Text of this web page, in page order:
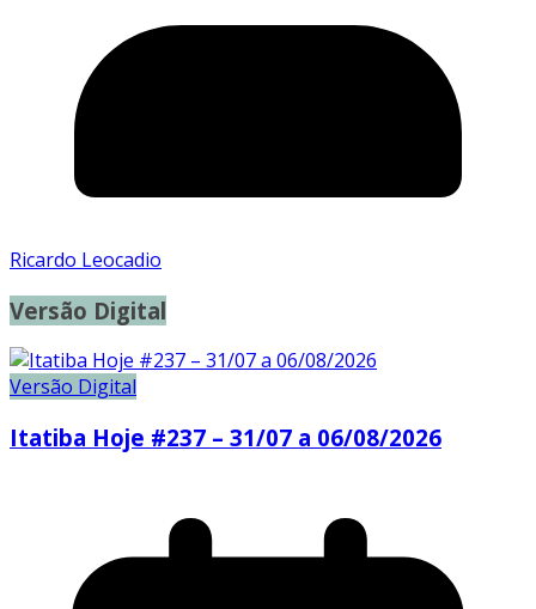
Ricardo Leocadio
Versão Digital
Versão Digital
Itatiba Hoje #237 – 31/07 a 06/08/2026